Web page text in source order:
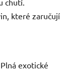
chutí.
které zaručují
Plná exotické